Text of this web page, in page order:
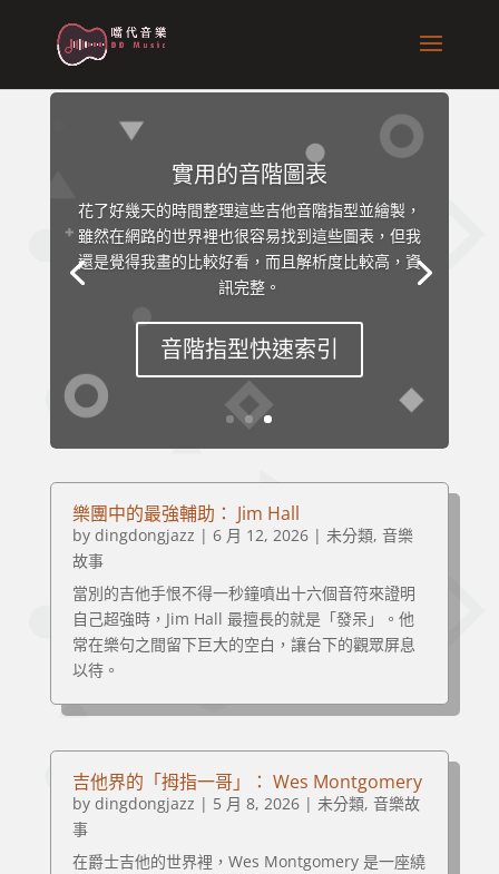
實用的音階圖表
花了好幾天的時間整理這些吉他音階指型並繪製，
雖然在網路的世界裡也很容易找到這些圖表，但我
還是覺得我畫的比較好看，而且解析度比較高，資
訊完整。
音階指型快速索引
樂團中的最強輔助： Jim Hall
by dingdongjazz | 6 月 12, 2026| 未分類, 音樂
故事
當別的吉他手恨不得一秒鐘噴出十六個音符來證明
自己超強時，Jim Hall 最擅長的就是「發呆」。他
常在樂句之間留下巨大的空白，讓台下的觀眾屏息
以待。
吉他界的「拇指一哥」： Wes Montgomery
by dingdongjazz | 5 月 8, 2026| 未分類, 音樂故
事
在爵士吉他的世界裡，Wes Montgomery 是一座繞